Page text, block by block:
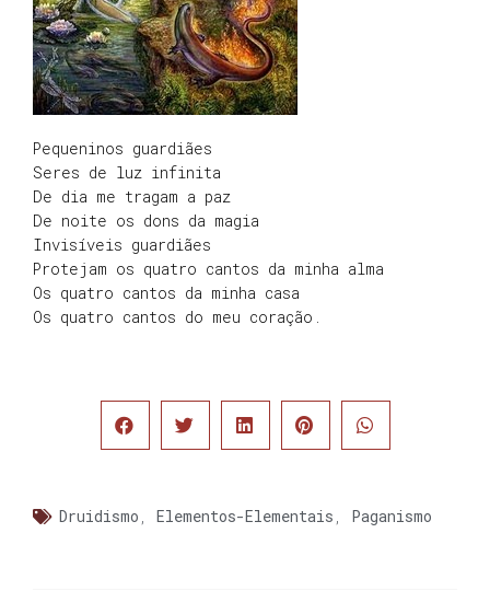
Pequeninos guardiães
Seres de luz infinita
De dia me tragam a paz
De noite os dons da magia
Invisíveis guardiães
Protejam os quatro cantos da minha alma
Os quatro cantos da minha casa
Os quatro cantos do meu coração.
Druidismo Elementos-Elementais Paganismo